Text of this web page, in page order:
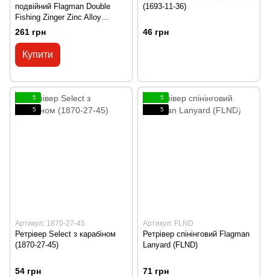
подвійний Flagman Double
Fishing Zinger Zinc Alloy
(FDFZZA)
261 грн
Купити
(1693-11-36)
46 грн
5
5
Артикул: 1870-27-45
Ретрівер Select з карабіном
(1870-27-45)
54 грн
5
5
Артикул: FLND
Ретрівер спінінговий Flagman
Lanyard (FLND)
71 грн